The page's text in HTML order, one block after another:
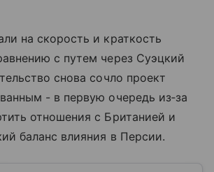
на скорость и краткость
с путем через Суэцкий
снова сочло проект
- в первую очередь из‑за
отношения с Британией и
баланс влияния в Персии.